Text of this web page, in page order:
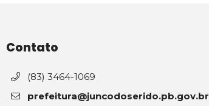
Contato
(83) 3464-1069
prefeitura@juncodoserido.pb.gov.br